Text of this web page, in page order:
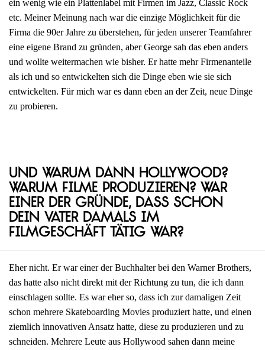
ein wenig wie ein Plattenlabel mit Firmen im Jazz, Classic Rock
etc. Meiner Meinung nach war die einzige Möglichkeit für die
Firma die 90er Jahre zu überstehen, für jeden unserer Teamfahrer
eine eigene Brand zu gründen, aber George sah das eben anders
und wollte weitermachen wie bisher. Er hatte mehr Firmenanteile
als ich und so entwickelten sich die Dinge eben wie sie sich
entwickelten. Für mich war es dann eben an der Zeit, neue Dinge
zu probieren.
Und warum dann Hollywood?
Warum Filme produzieren? War
einer der Gründe, dass schon
dein Vater damals im
Filmgeschäft tätig war?
Eher nicht. Er war einer der Buchhalter bei den Warner Brothers,
das hatte also nicht direkt mit der Richtung zu tun, die ich dann
einschlagen sollte. Es war eher so, dass ich zur damaligen Zeit
schon mehrere Skateboarding Movies produziert hatte, und einen
ziemlich innovativen Ansatz hatte, diese zu produzieren und zu
schneiden. Mehrere Leute aus Hollywood sahen dann meine